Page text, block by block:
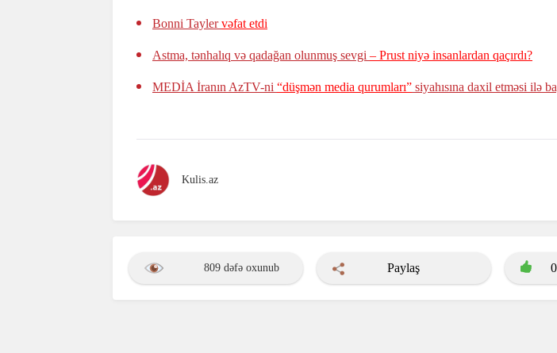
Bonni Taylervəfat etdi
Astma, tənhalıq və qadağan olunmuş sevgi – Prust niyə insanlardan qaçırdı?
MEDİA İranın AzTV-ni “düşmən media qurumları” siyahısına daxil etməsi ilə
Kulis.az
809 dəfə oxunub Paylaş 0